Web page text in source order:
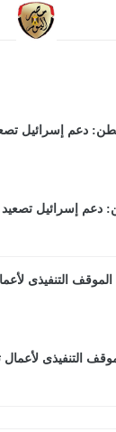
إسرائيل تصعيد
التنفيذى